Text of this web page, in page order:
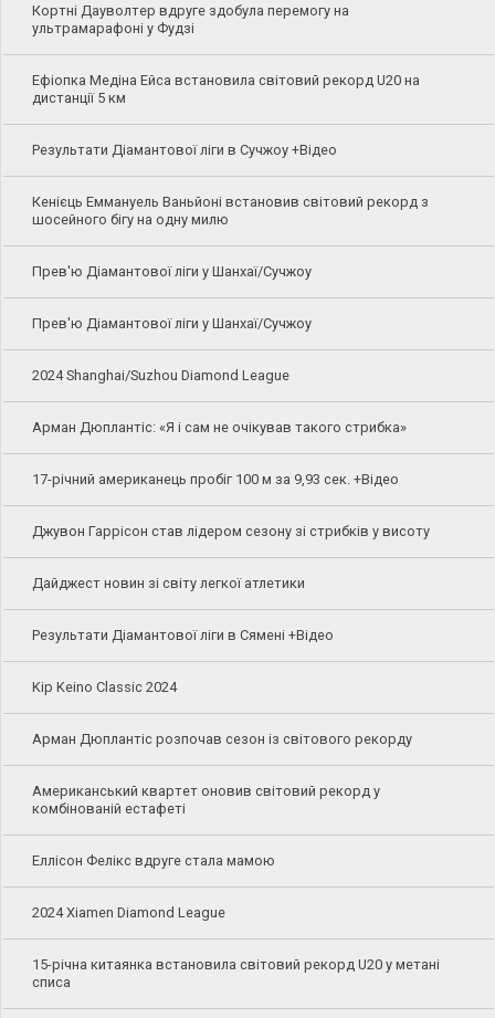
Кортні Дауволтер вдруге здобула перемогу на
ультрамарафоні у Фудзі
Ефіопка Медіна Ейса встановила світовий рекорд U20 на
дистанції 5 км
Результати Діамантової ліги в Сучжоу +Відео
Кенієць Еммануель Ваньйоні встановив світовий рекорд з
шосейного бігу на одну милю
Прев'ю Діамантової ліги у Шанхаї/Сучжоу
Прев'ю Діамантової ліги у Шанхаї/Сучжоу
2024 Shanghai/Suzhou Diamond League
Арман Дюплантіс: «Я і сам не очікував такого стрибка»
17-річний американець пробіг 100 м за 9,93 сек. +Відео
Джувон Гаррісон став лідером сезону зі стрибків у висоту
Дайджест новин зі світу легкої атлетики
Результати Діамантової ліги в Сямені +Відео
Kip Keino Classic 2024
Арман Дюплантіс розпочав сезон із світового рекорду
Американський квартет оновив світовий рекорд у
комбінованій естафеті
Еллісон Фелікс вдруге стала мамою
2024 Xiamen Diamond League
15-річна китаянка встановила світовий рекорд U20 у метані
списа